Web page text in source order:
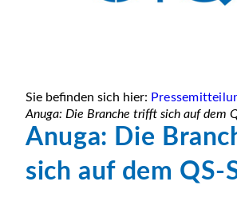
Sie befinden sich hier:
Anuga: Die Branche trifft sich auf dem
Anuga: Die
sich auf dem QS-